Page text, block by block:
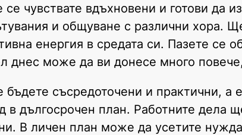
чувствате вдъхновени и готови да
и общуване с различни хора.
енергия в средата си. Пазете се
днес може да ви донесе много
съсредоточени и практични, а
в дългосрочен план. Работните дела
В личен план може да усетите